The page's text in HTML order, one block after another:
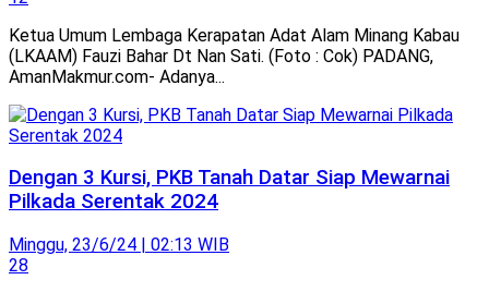
Ketua Umum Lembaga Kerapatan Adat Alam Minang Kabau
(LKAAM) Fauzi Bahar Dt Nan Sati. (Foto : Cok) PADANG,
AmanMakmur.com- Adanya...
Dengan 3 Kursi, PKB Tanah Datar Siap Mewarnai
Pilkada Serentak 2024
Minggu, 23/6/24 | 02:13 WIB
28